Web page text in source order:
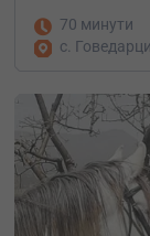
70 минути
с.